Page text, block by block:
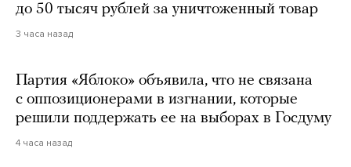
до 50 тысяч рублей за уничтоженный товар
3 часа назад
Партия «Яблоко» объявила, что не связана
с оппозиционерами в изгнании, которые
решили поддержать ее на выборах в Госдуму
4 часа назад